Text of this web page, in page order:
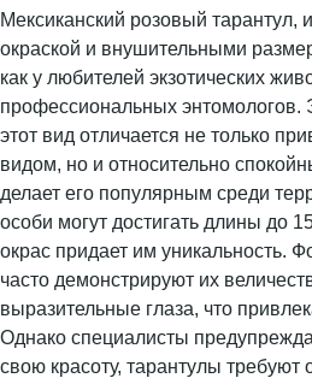
Мексиканский розовый тарантул,
окраской и внушительными
как у любителей экзотических
профессиональных энтомологов.
этот вид отличается не только
видом, но и относительно
делает его популярным среди
особи могут достигать длины до
окрас придает им уникальность.
часто демонстрируют их
выразительные глаза, что
Однако специалисты
свою красоту, тарантулы требуют